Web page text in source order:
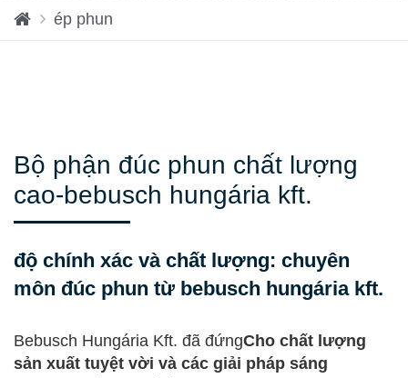
H
ép phun
Bộ phận đúc phun chất lượng
cao-bebusch hungária kft.
độ chính xác và chất lượng: chuyên
môn đúc phun từ bebusch hungária kft.
Bebusch Hungária Kft. đã đứngCho chất lượng
sản xuất tuyệt vời và các giải pháp sáng